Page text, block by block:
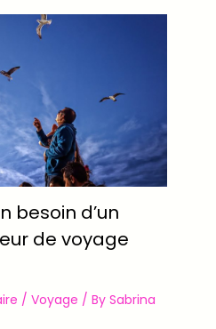
besoin d’un
de voyage
/ Voyage / By Sabrina